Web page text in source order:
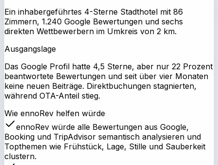
Ein inhabergeführtes 4-Sterne Stadthotel mit 86
Zimmern, 1.240 Google Bewertungen und sechs
direkten Wettbewerbern im Umkreis von 2 km.
Ausgangslage
Das Google Profil hatte 4,5 Sterne, aber nur 22 Prozent
beantwortete Bewertungen und seit über vier Monaten
keine neuen Beiträge. Direktbuchungen stagnierten,
während OTA-Anteil stieg.
Wie ennoRev helfen würde
ennoRev würde alle Bewertungen aus Google,
Booking und TripAdvisor semantisch analysieren und
Topthemen wie Frühstück, Lage, Stille und Sauberkeit
clustern.